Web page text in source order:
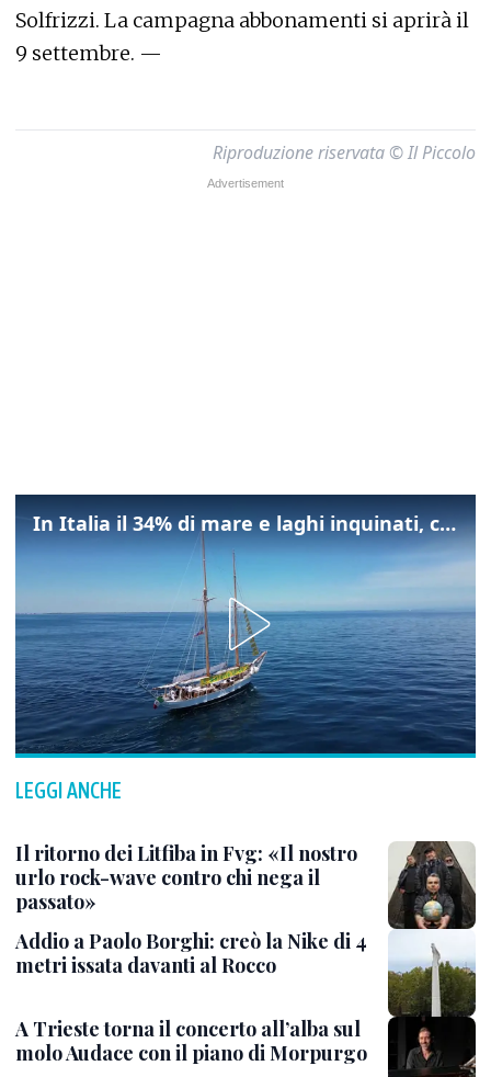
Solfrizzi. La campagna abbonamenti si aprirà il
9 settembre. —
Riproduzione riservata © Il Piccolo
In Italia il 34% di mare e laghi inquinati, colpa della maladepurazione
LEGGI ANCHE
Il ritorno dei Litfiba in Fvg: «Il nostro
urlo rock-wave contro chi nega il
passato»
Addio a Paolo Borghi: creò la Nike di 4
metri issata davanti al Rocco
A Trieste torna il concerto all’alba sul
molo Audace con il piano di Morpurgo